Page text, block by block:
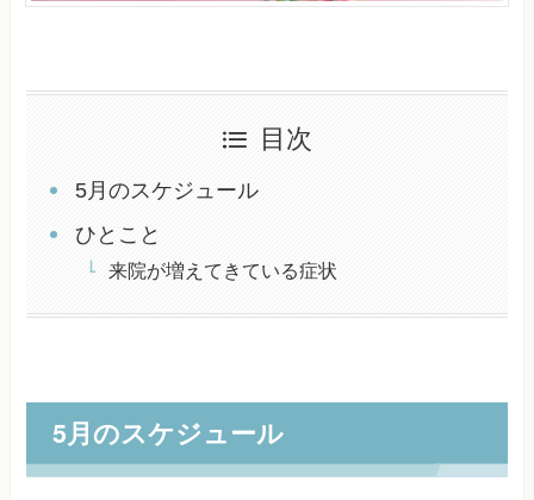
目次
5月のスケジュール
ひとこと
来院が増えてきている症状
5月のスケジュール